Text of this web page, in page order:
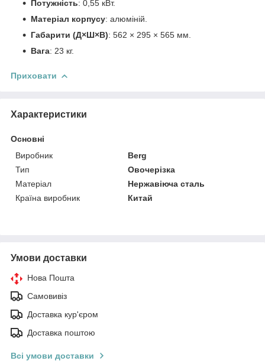
Потужність: 0,55 кВт.
Матеріал корпусу: алюміній.
Габарити (Д×Ш×В): 562 × 295 × 565 мм.
Вага: 23 кг.
Приховати
Характеристики
Основні
Виробник
Berg
Тип
Овочерізка
Матеріал
Нержавіюча сталь
Країна виробник
Китай
Умови доставки
Нова Пошта
Самовивіз
Доставка кур'єром
Доставка поштою
Всі умови доставки